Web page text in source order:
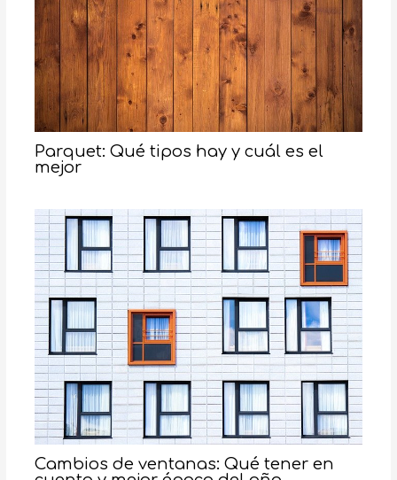
Parquet: Qué tipos hay y cuál es el
mejor
Cambios de ventanas: Qué tener en